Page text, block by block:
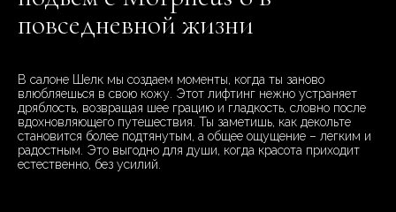
повседневной жизни
В салоне Шелк мы создаем моменты, когда ты заново
влюбляешься в свою кожу. Этот лифтинг нежно устраняет
дряблость, возвращая шее грацию и гладкость, словно после
вдохновляющего путешествия. Ты заметишь, как декольте
становится более подтянутым, а общее ощущение – легким и
радостным. Это выгодно для души, когда красота приходит
естественно, без усилий.